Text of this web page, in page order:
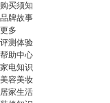
购买须知
品牌故事
更多
评测体验
帮助中心
家电知识
美容美妆
居家生活